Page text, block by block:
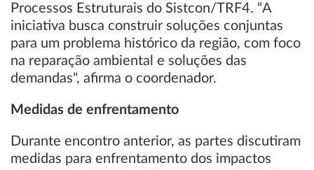
Processos Estruturais do Sistcon/TRF4. “A
iniciativa busca construir soluções conjuntas
para um problema histórico da região, com foco
na reparação ambiental e soluções das
demandas", afirma o coordenador.
Medidas de enfrentamento
Durante encontro anterior, as partes discutiram
medidas para enfrentamento dos impactos